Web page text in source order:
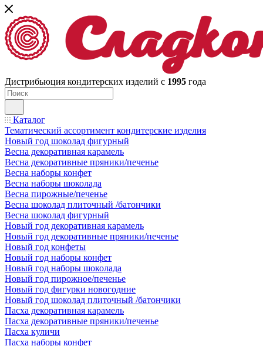
Дистрибьюция кондитерских изделий с 1995 года
Каталог
Тематический ассортимент кондитерские изделия
Новый год шоколад фигурный
Весна декоративная карамель
Весна декоративные пряники/печенье
Весна наборы конфет
Весна наборы шоколада
Весна пирожные/печенье
Весна шоколад плиточный /батончики
Весна шоколад фигурный
Новый год декоративная карамель
Новый год декоративные пряники/печенье
Новый год конфеты
Новый год наборы конфет
Новый год наборы шоколада
Новый год пирожное/печенье
Новый год фигурки новогодние
Новый год шоколад плиточный /батончики
Пасха декоративная карамель
Пасха декоративные пряники/печенье
Пасха куличи
Пасха наборы конфет